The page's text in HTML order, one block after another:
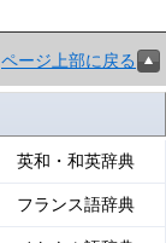
ページ上部に戻る
英和・和英辞典
フランス語辞典